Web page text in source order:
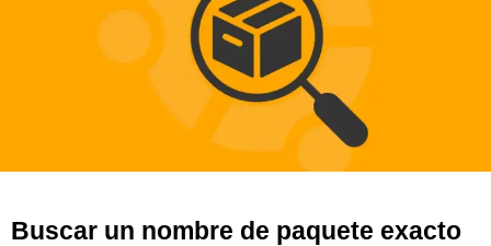
Buscar un nombre de paquete exacto